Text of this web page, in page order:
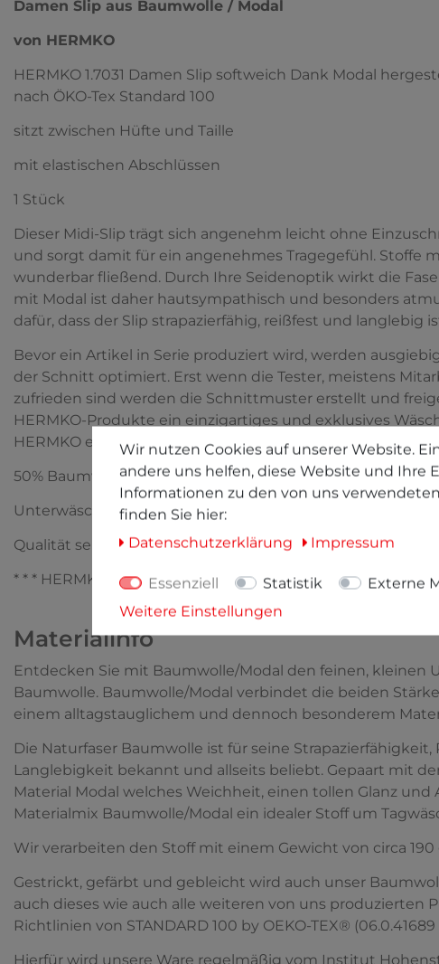
Damen Slip aus Baumwolle / Modal
von HERMKO
HERMKO 1.7031 Damen Slip softweich Dank Modal
nach ÖKO-Tex Standard 100
sitzt zwischen Hüfte und Taille
mit elastischen Abschlüssen
1 Stück
Dieser Midi-Slip trägt sich angenehm leicht ohne
und sorgt damit für ein angenehmes Tragegefühl. Stoffe
wunderbar fließend. Durch Ihre Seidenoptik wirkt die
mit Modal ist daher hautsympathisch und besonders
dafür, dass der Slip strapazierfähig, reißfest und langlebig
Bevor ein Artikel in Serie produziert wird, werden
der Schnitt optimiert. Erst wenn die Tester, meistens
zufrieden sind werden die Schnittmuster erstellt und
HERMKO-Produkte ein einzigartiges und exklusives
HERMKO erhalten.
50% Baumwolle + 50% Modal
Unterwäsche direkt vom Hersteller am Fuße der
Qualität seit 1958
* * * HERMKO - Wäsche zum Verlieben * * *
Materialinfo
Entdecken Sie mit Baumwolle/Modal den feinen, kleinen
Baumwolle. Baumwolle/Modal verbindet die beiden
einem alltagstauglichem und dennoch besonderem
Die Naturfaser Baumwolle ist für seine
Langlebigkeit bekannt und allseits beliebt. Gepaart mit
Material Modal welches Weichheit, einen tollen Glanz
Materialmix Baumwolle/Modal ein idealer Stoff um
Wir verarbeiten den Stoff mit einem Gewicht von circa 190
Gestrickt, gefärbt und gebleicht wird auch unser
auch dieses wie auch alle weiteren von uns produzierten
Richtlinien von STANDARD 100 by OEKO-TEX®
Hierfür wird unsere Ware regelmäßig vom Institut
Wir nutzen Cookies auf unserer Website.
andere uns helfen, diese Website und Ihre
Informationen zu den von uns
finden Sie hier:
Daten­schutz­erklärung
Impressum
Essenziell Statistik Externe
Weitere Einstellungen